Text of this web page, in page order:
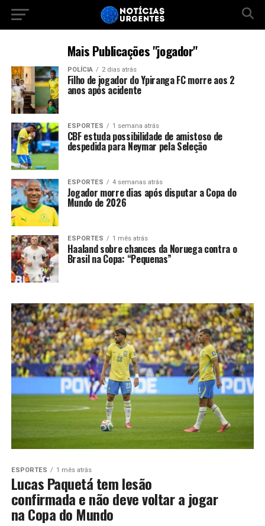
Mais Publicações "jogador"
POLÍCIA 2 dias atrás
Filho de jogador do Ypiranga FC morre aos 2
anos após acidente
ESPORTES 1 semana atrás
CBF estuda possibilidade de amistoso de
despedida para Neymar pela Seleção
ESPORTES 4 semanas atrás
Jogador morre dias após disputar a Copa do
Mundo de 2026
ESPORTES 1 mês atrás
Haaland sobre chances da Noruega contra o
Brasil na Copa: “Pequenas”
ESPORTES 1 mês atrás
Lucas Paquetá tem lesão
confirmada e não deve voltar a jogar
na Copa do Mundo